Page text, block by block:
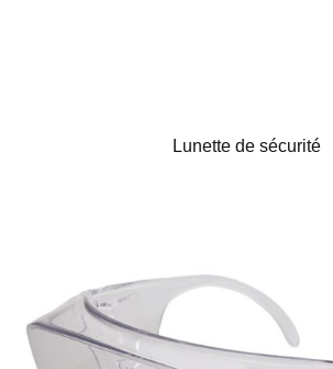
Lunette de sécurité